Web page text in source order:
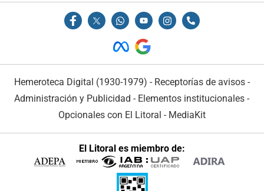
Hemeroteca Digital (1930-1979) - Receptorías de avisos -
Administración y Publicidad - Elementos institucionales -
Opcionales con El Litoral - MediaKit
El Litoral es miembro de: